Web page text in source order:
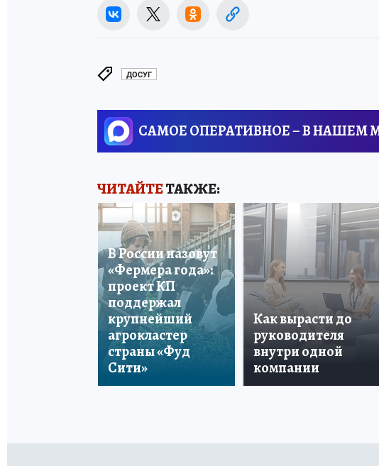
ДОСУГ
САМОЕ ОПЕРАТИВНОЕ – В НАШЕМ
ЧИТАЙТЕТАКЖЕ:
В России назовут
«Фермера года»:
проект КП
поддержал
крупнейший
агрокластер
страны «Фуд
Сити»
Как вырасти до
руководителя
внутри одной
компании